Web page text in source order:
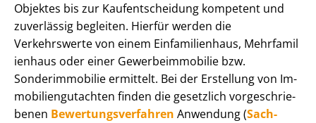
Objektes bis zur Kauf­ent­schei­dung kompetent und
zuverlässig begleiten. Hierfür werden die
Verkehrswerte von einem Einfamilienhaus, Mehr­fa­mi­l
i­en­haus oder einer Ge­wer­be­im­mo­bi­lie bzw.
Sonderimmobilie ermittelt. Bei der Erstellung von Im­
mo­bi­li­en­gut­ach­ten finden die gesetzlich vor­ge­schrie­
be­nen Be­wer­tungs­ver­fah­ren Anwendung (Sach­